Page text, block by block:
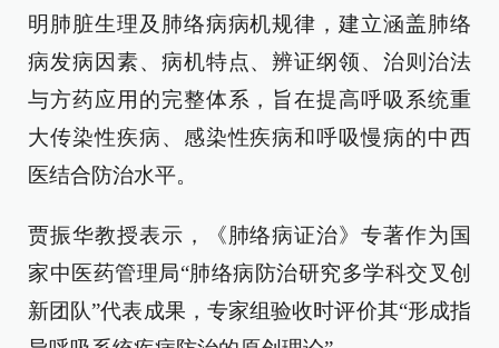
明肺脏生理及肺络病病机规律，建立涵盖肺络
病发病因素、病机特点、辨证纲领、治则治法
与方药应用的完整体系，旨在提高呼吸系统重
大传染性疾病、感染性疾病和呼吸慢病的中西
医结合防治水平。
贾振华教授表示，《肺络病证治》专著作为国
家中医药管理局“肺络病防治研究多学科交叉创
新团队”代表成果，专家组验收时评价其“形成指